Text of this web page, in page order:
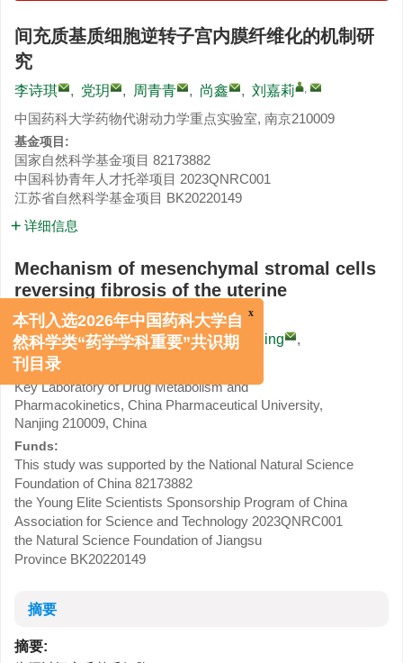
间充质基质细胞逆转子宫内膜纤维化的机制研
究
李诗琪 , 党玥 , 周青青 , 尚鑫 , 刘嘉莉 ,
中国药科大学药物代谢动力学重点实验室, 南京210009
基金项目:
国家自然科学基金项目 82173882
中国科协青年人才托举项目 2023QNRC001
江苏省自然科学基金项目 BK20220149
详细信息
Mechanism of mesenchymal stromal cells
reversing fibrosis of the uterine
endometrium after injury
LI Shiqi , DANG Yue , ZHOU Qingqing
,
SHANG Xin
Key Laboratory of Drug Metabolism and
Pharmacokinetics, China Pharmaceutical University,
Nanjing 210009, China
Funds:
This study was supported by the National Natural Science
Foundation of China 82173882
the Young Elite Scientists Sponsorship Program of China
Association for Science and Technology 2023QNRC001
the Natural Science Foundation of Jiangsu
Province BK20220149
摘要
摘要:
本刊入选2026年中国药科大学自
然科学类“药学学科重要”共识期
刊目录